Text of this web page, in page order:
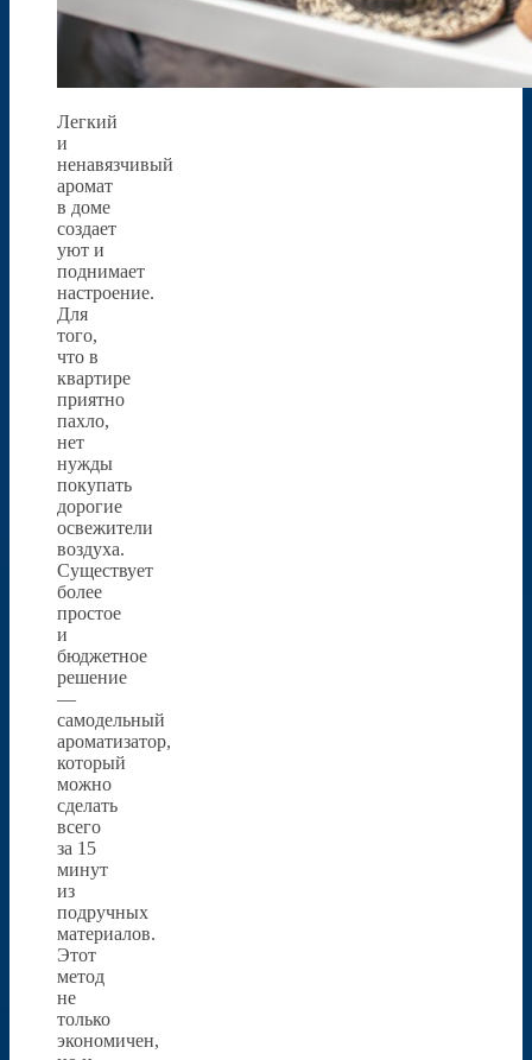
Легкий
и
ненавязчивый
аромат
в доме
создает
уют и
поднимает
настроение.
Для
того,
что в
квартире
приятно
пахло,
нет
нужды
покупать
дорогие
освежители
воздуха.
Существует
более
простое
и
бюджетное
решение
—
самодельный
ароматизатор,
который
можно
сделать
всего
за 15
минут
из
подручных
материалов.
Этот
метод
не
только
экономичен,